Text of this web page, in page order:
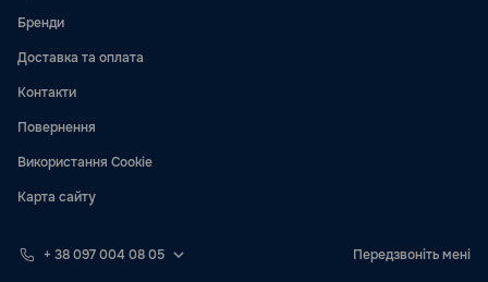
Бренди
Доставка та оплата
Контакти
Повернення
Використання Cookie
Карта сайту
+ 38 097 004 08 05 Передзвоніть мені